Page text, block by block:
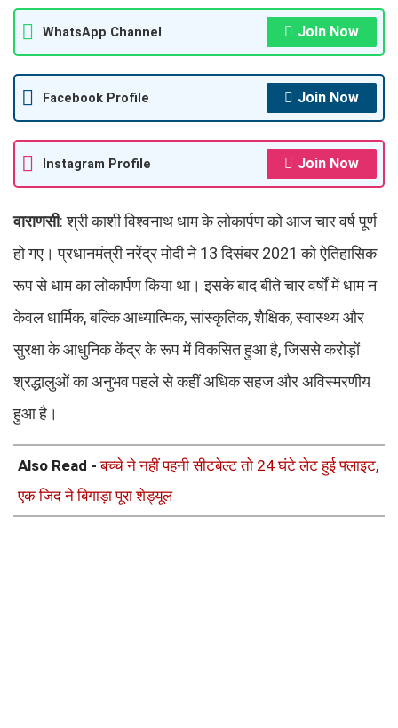
WhatsApp Channel Join Now
Facebook Profile Join Now
Instagram Profile Join Now
वाराणसी: श्री काशी विश्वनाथ धाम के लोकार्पण को आज चार वर्ष पूर्ण
हो गए। प्रधानमंत्री नरेंद्र मोदी ने 13 दिसंबर 2021 को ऐतिहासिक
रूप से धाम का लोकार्पण किया था। इसके बाद बीते चार वर्षों में धाम न
केवल धार्मिक, बल्कि आध्यात्मिक, सांस्कृतिक, शैक्षिक, स्वास्थ्य और
सुरक्षा के आधुनिक केंद्र के रूप में विकसित हुआ है, जिससे करोड़ों
श्रद्धालुओं का अनुभव पहले से कहीं अधिक सहज और अविस्मरणीय
हुआ है।
Also Read -बच्चे ने नहीं पहनी सीटबेल्ट तो 24 घंटे लेट हुई फ्लाइट,
एक जिद ने बिगाड़ा पूरा शेड्यूल